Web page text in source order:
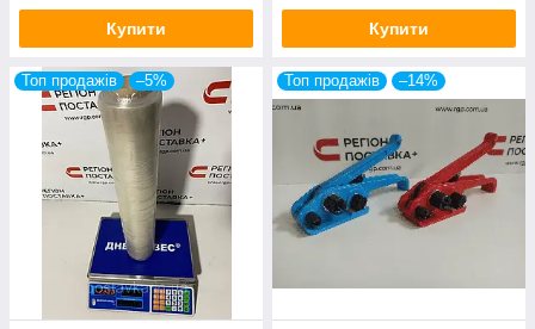
Купити Купити
Топ продажів –5% Топ продажів –14%